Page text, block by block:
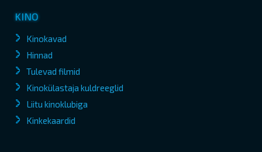
KINO
Kinokavad
Hinnad
Tulevad filmid
Kinokülastaja kuldreeglid
Liitu kinoklubiga
Kinkekaardid